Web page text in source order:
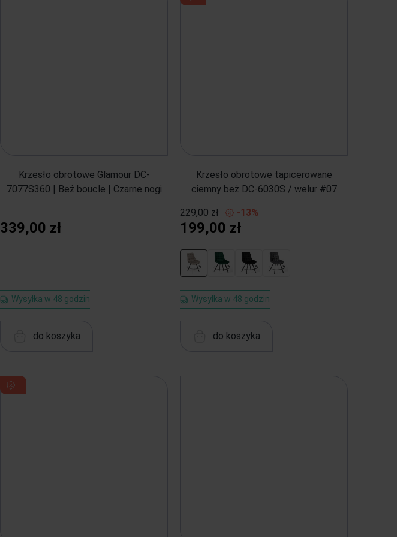
Krzesło obrotowe Glamour DC-
7077S360 | Beż boucle | Czarne nogi
339,00 zł
Wysyłka w 48 godzin
do koszyka
Krzesło obrotowe tapicerowane
ciemny beż DC-6030S / welur #07
229,00 zł -13%
199,00 zł
Wysyłka w 48 godzin
do koszyka